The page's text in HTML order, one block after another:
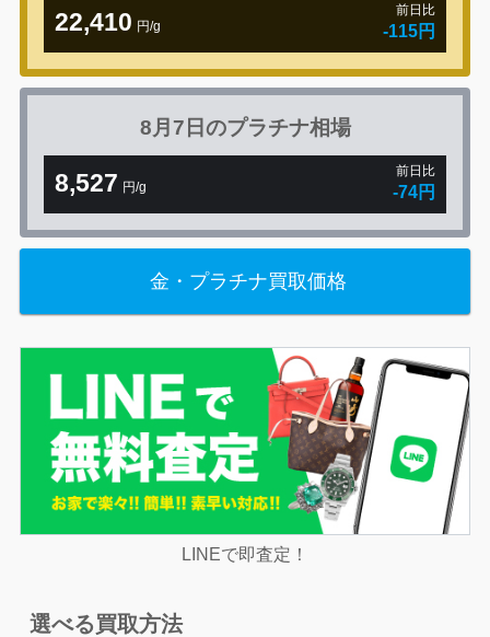
22,410 円/g
前日比
-115円
8月7日のプラチナ相場
8,527 円/g
前日比
-74円
金・プラチナ買取価格
LINEで即査定！
選べる買取方法